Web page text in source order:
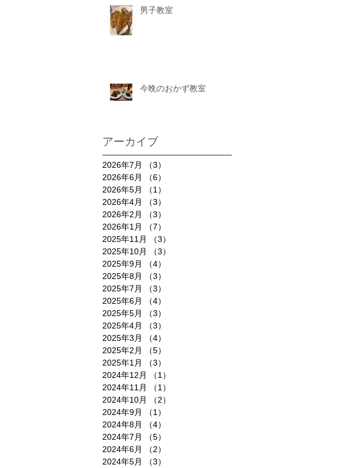
男子教室
今晩のおかず教室
アーカイブ
2026年7月 （3）
2026年6月
（6）
2026年5月
（1）
2026年4月
（3）
2026年2月
（3）
2026年1月
（7）
2025年11月
（3）
2025年10月
（3）
2025年9月
（4）
2025年8月
（3）
2025年7月
（3）
2025年6月
（4）
2025年5月
（3）
2025年4月
（3）
2025年3月
（4）
2025年2月
（5）
2025年1月
（3）
2024年12月
（1）
2024年11月
（1）
2024年10月
（2）
2024年9月
（1）
2024年8月
（4）
2024年7月
（5）
2024年6月
（2）
2024年5月
（3）